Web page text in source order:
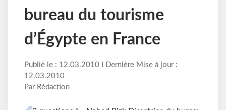
bureau du tourisme
d’Égypte en France
Publié le : 12.03.2010 I Dernière Mise à jour :
12.03.2010
Par Rédaction